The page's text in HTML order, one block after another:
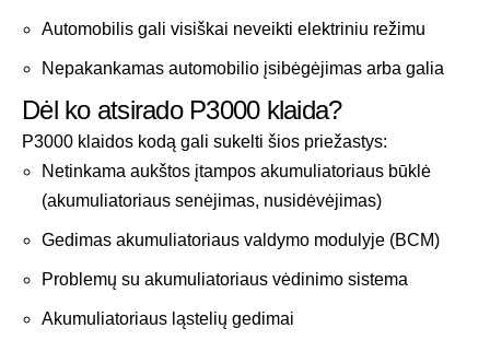
Automobilis gali visiškai neveikti elektriniu režimu
Nepakankamas automobilio įsibėgėjimas arba galia
Dėl ko atsirado P3000 klaida?
P3000 klaidos kodą gali sukelti šios priežastys:
Netinkama aukštos įtampos akumuliatoriaus būklė
(akumuliatoriaus senėjimas, nusidėvėjimas)
Gedimas akumuliatoriaus valdymo modulyje (BCM)
Problemų su akumuliatoriaus vėdinimo sistema
Akumuliatoriaus ląstelių gedimai